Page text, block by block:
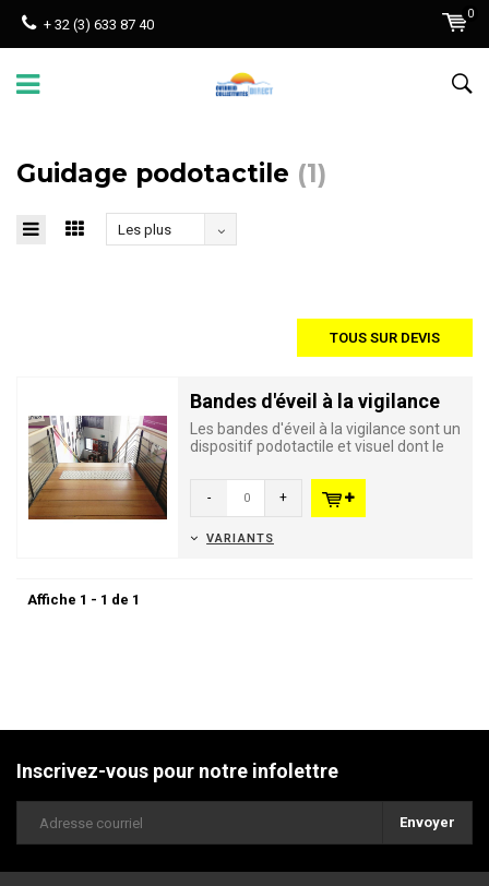
+ 32 (3) 633 87 40
0
Guidage podotactile (1)
Les plus
TOUS SUR DEVIS
Bandes d'éveil à la vigilance
Les bandes d'éveil à la vigilance sont un
dispositif podotactile et visuel dont le
- +
VARIANTS
Affiche 1 - 1 de 1
Inscrivez-vous pour notre infolettre
Envoyer